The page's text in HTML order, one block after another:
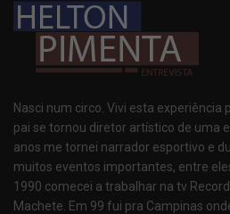
Nasci num circo. Vivi esta experiência
pai se tornou diretor artístico de uma
anos me tornei narrador esportivo e
muitos eventos importantes, entre
1990 comecei a trabalhar na tv
Machete. Em 99 fui pra Campinas